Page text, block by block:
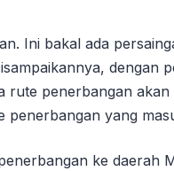
Ini bakal ada
dengan
penerbangan akan
penerbangan yang
ke daerah